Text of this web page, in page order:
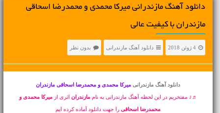
دانلود آهنگ مازندرانی میرکا محمدی و محمدرضا اسحاقی
مازندران با کیفیت عالی
4 ژوئن 2018 دانلود آهنگ مازندرانی بدون نظر
دانلود آهنگ مازندرانیمیرکا محمدی و محمدرضا اسحاقی مازندران
♬♪ مفتخریم در این لحظه آهنگ مازندرانی به ناممازندران اثری ازمیرکا محمدی و
محمدرضا اسحاقیرا جهت دانلود آماده کرده ایم